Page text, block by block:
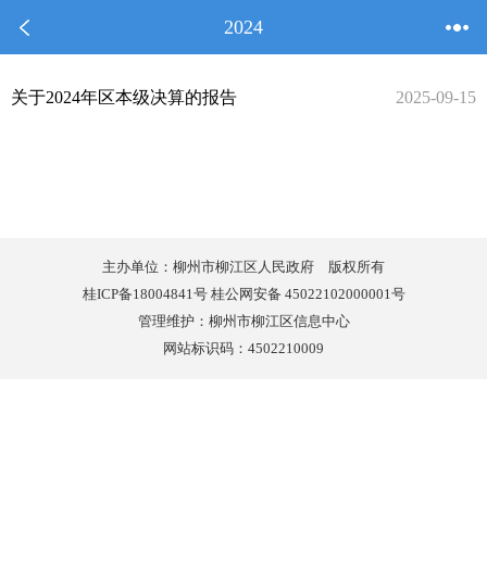
2024
关于2024年区本级决算的报告 2025-09-15
主办单位：柳州市柳江区人民政府 版权所有
桂ICP备18004841号 桂公网安备 45022102000001号
管理维护：柳州市柳江区信息中心
网站标识码：4502210009